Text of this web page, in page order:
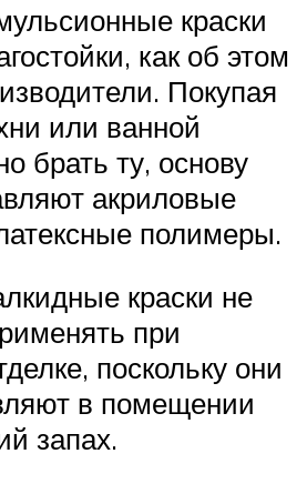
краски
как об этом
Покупая
или ванной
брать ту, основу
акриловые
полимеры.
краски не
при
поскольку они
в помещении
запах.